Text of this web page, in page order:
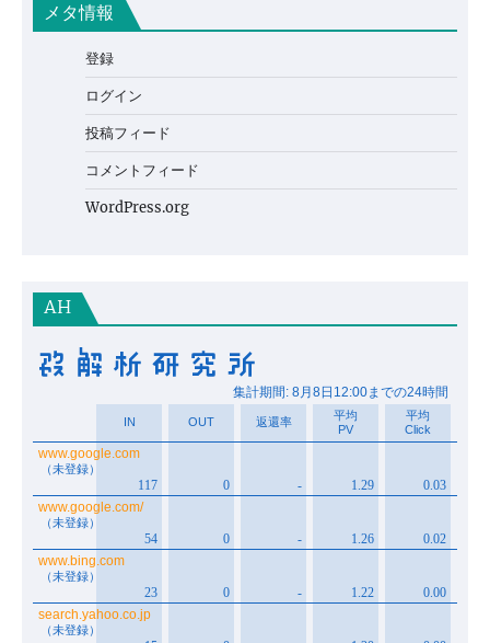
メタ情報
登録
ログイン
投稿フィード
コメントフィード
WordPress.org
AH